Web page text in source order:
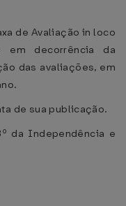
de Avaliação in loco
em decorrência da
das avaliações, em
de sua publicação.
da Independência e